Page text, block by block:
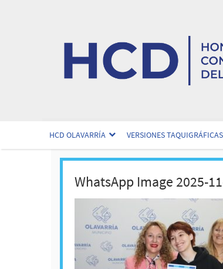
HCD OLAVARRÍA VERSIONES TAQUIGRÁFICAS
WhatsApp Image 2025-